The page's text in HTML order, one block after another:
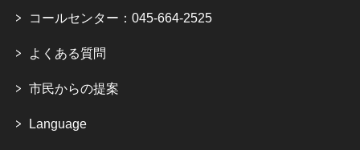
コールセンター：045-664-2525
よくある質問
市民からの提案
Language